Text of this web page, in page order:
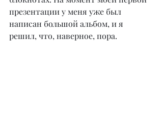
презентации у меня уже был
написан большой альбом, и я
решил, что, наверное, пора.